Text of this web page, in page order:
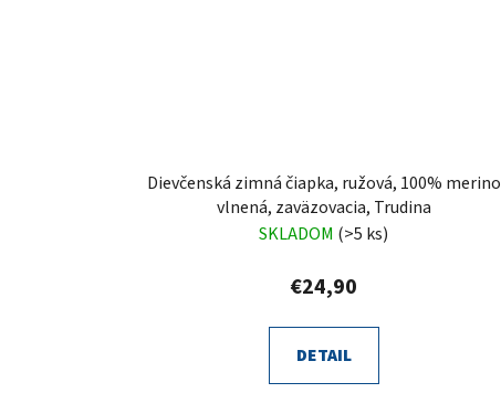
Dievčenská zimná čiapka, ružová, 100% merino
vlnená, zaväzovacia, Trudina
SKLADOM (>5 ks)
€24,90
DETAIL